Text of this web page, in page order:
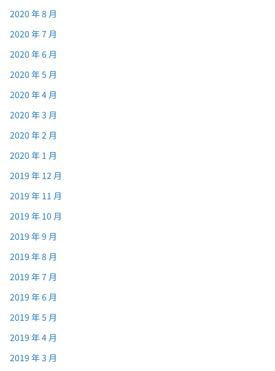
2020 年 8 月
2020 年 7 月
2020 年 6 月
2020 年 5 月
2020 年 4 月
2020 年 3 月
2020 年 2 月
2020 年 1 月
2019 年 12 月
2019 年 11 月
2019 年 10 月
2019 年 9 月
2019 年 8 月
2019 年 7 月
2019 年 6 月
2019 年 5 月
2019 年 4 月
2019 年 3 月